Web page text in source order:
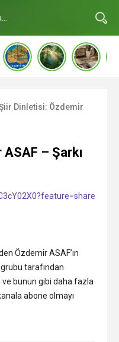
Dinletisi: Özdemir
– Şarkı
Özdemir ASAF’ın
grubu tarafından
bunun gibi daha fazla
abone olmayı